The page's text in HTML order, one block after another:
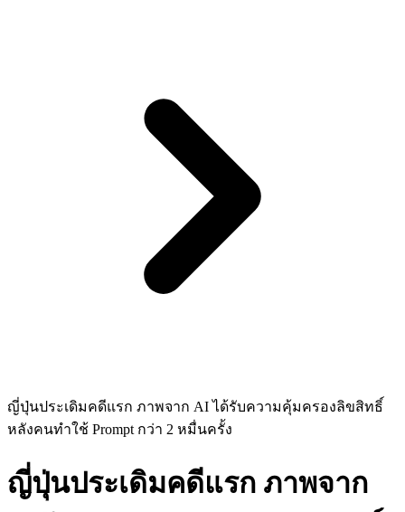
ญี่ปุ่นประเดิมคดีแรก ภาพจาก AI ได้รับความคุ้มครองลิขสิทธิ์
หลังคนทำใช้ Prompt กว่า 2 หมื่นครั้ง
ญี่ปุ่นประเดิมคดีแรก ภาพจาก